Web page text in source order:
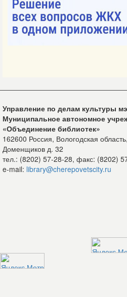
Управление по делам культуры
Муниципальное автономное
«Объединение библиотек»
162600 Россия, Вологодская
Доменщиков д. 32
тел.: (8202) 57-28-28, факс: (8202)
e-mail: library@cherepovetscity.ru